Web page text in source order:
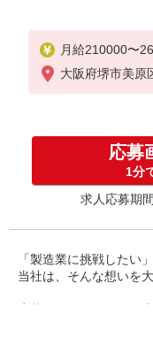
月給210000〜
大阪府堺市美原
応募
1分
求人応募期
「製造業に挑戦したい
当社は、そんな想いを
約束を守ること、きち